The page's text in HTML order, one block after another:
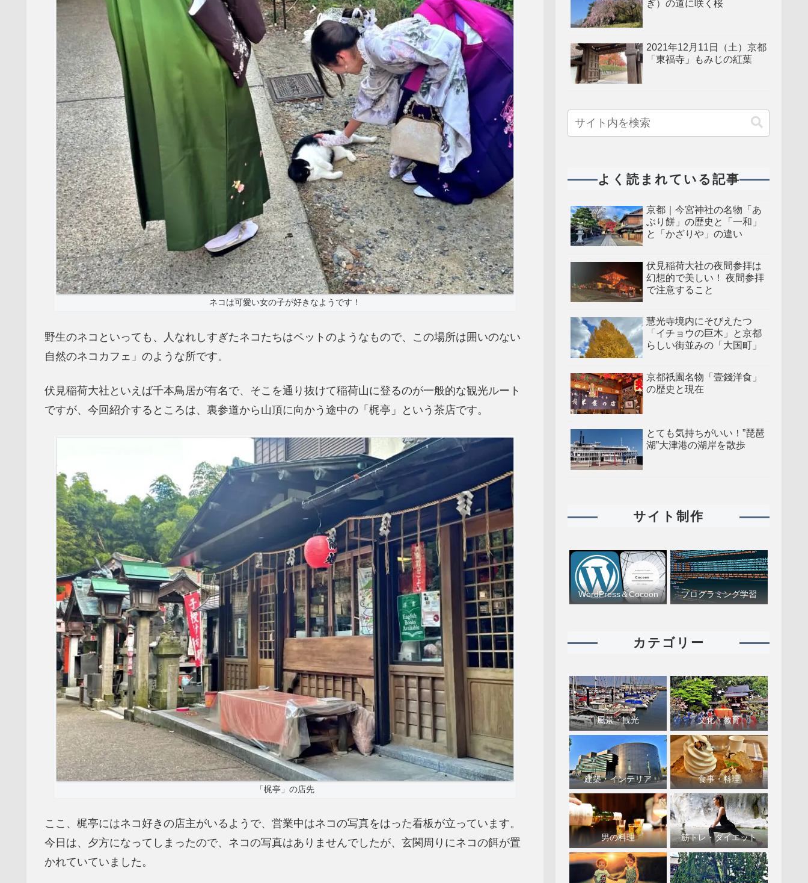
ネコは可愛い女の子が好きなようです！
野生のネコといっても、人なれしすぎたネコたちはペットのようなもので、この場所は囲いのない
自然のネコカフェ」のような所です。
伏見稲荷大社といえば千本鳥居が有名で、そこを通り抜けて稲荷山に登るのが一般的な観光ルート
ですが、今回紹介するところは、裏参道から山頂に向かう途中の「梶亭」という茶店です。
「梶亭」の店先
ここ、梶亭にはネコ好きの店主がいるようで、営業中はネコの写真をはった看板が立っています。
今日は、夕方になってしまったので、ネコの写真はありませんでしたが、玄関周りにネコの餌が置
かれていていました。
ぎ）の道に咲く桜
2021年12月11日（土）京都
「東福寺」もみじの紅葉
よく読まれている記事
京都｜今宮神社の名物「あ
ぶり餅」の歴史と「一和」
と「かざりや」の違い
伏見稲荷大社の夜間参拝は
幻想的で美しい！ 夜間参拝
で注意すること
慧光寺境内にそびえたつ
「イチョウの巨木」と京都
らしい街並みの「大国町」
京都祇園名物「壹錢洋食」
の歴史と現在
とても気持ちがいい！”琵琶
湖”大津港の湖岸を散歩
サイト制作
WordPress＆Cocoon プログラミング学習
カテゴリー
風景・観光 文化・教育
建築・インテリア 食事・料理
男の料理 筋トレ・ダイエット